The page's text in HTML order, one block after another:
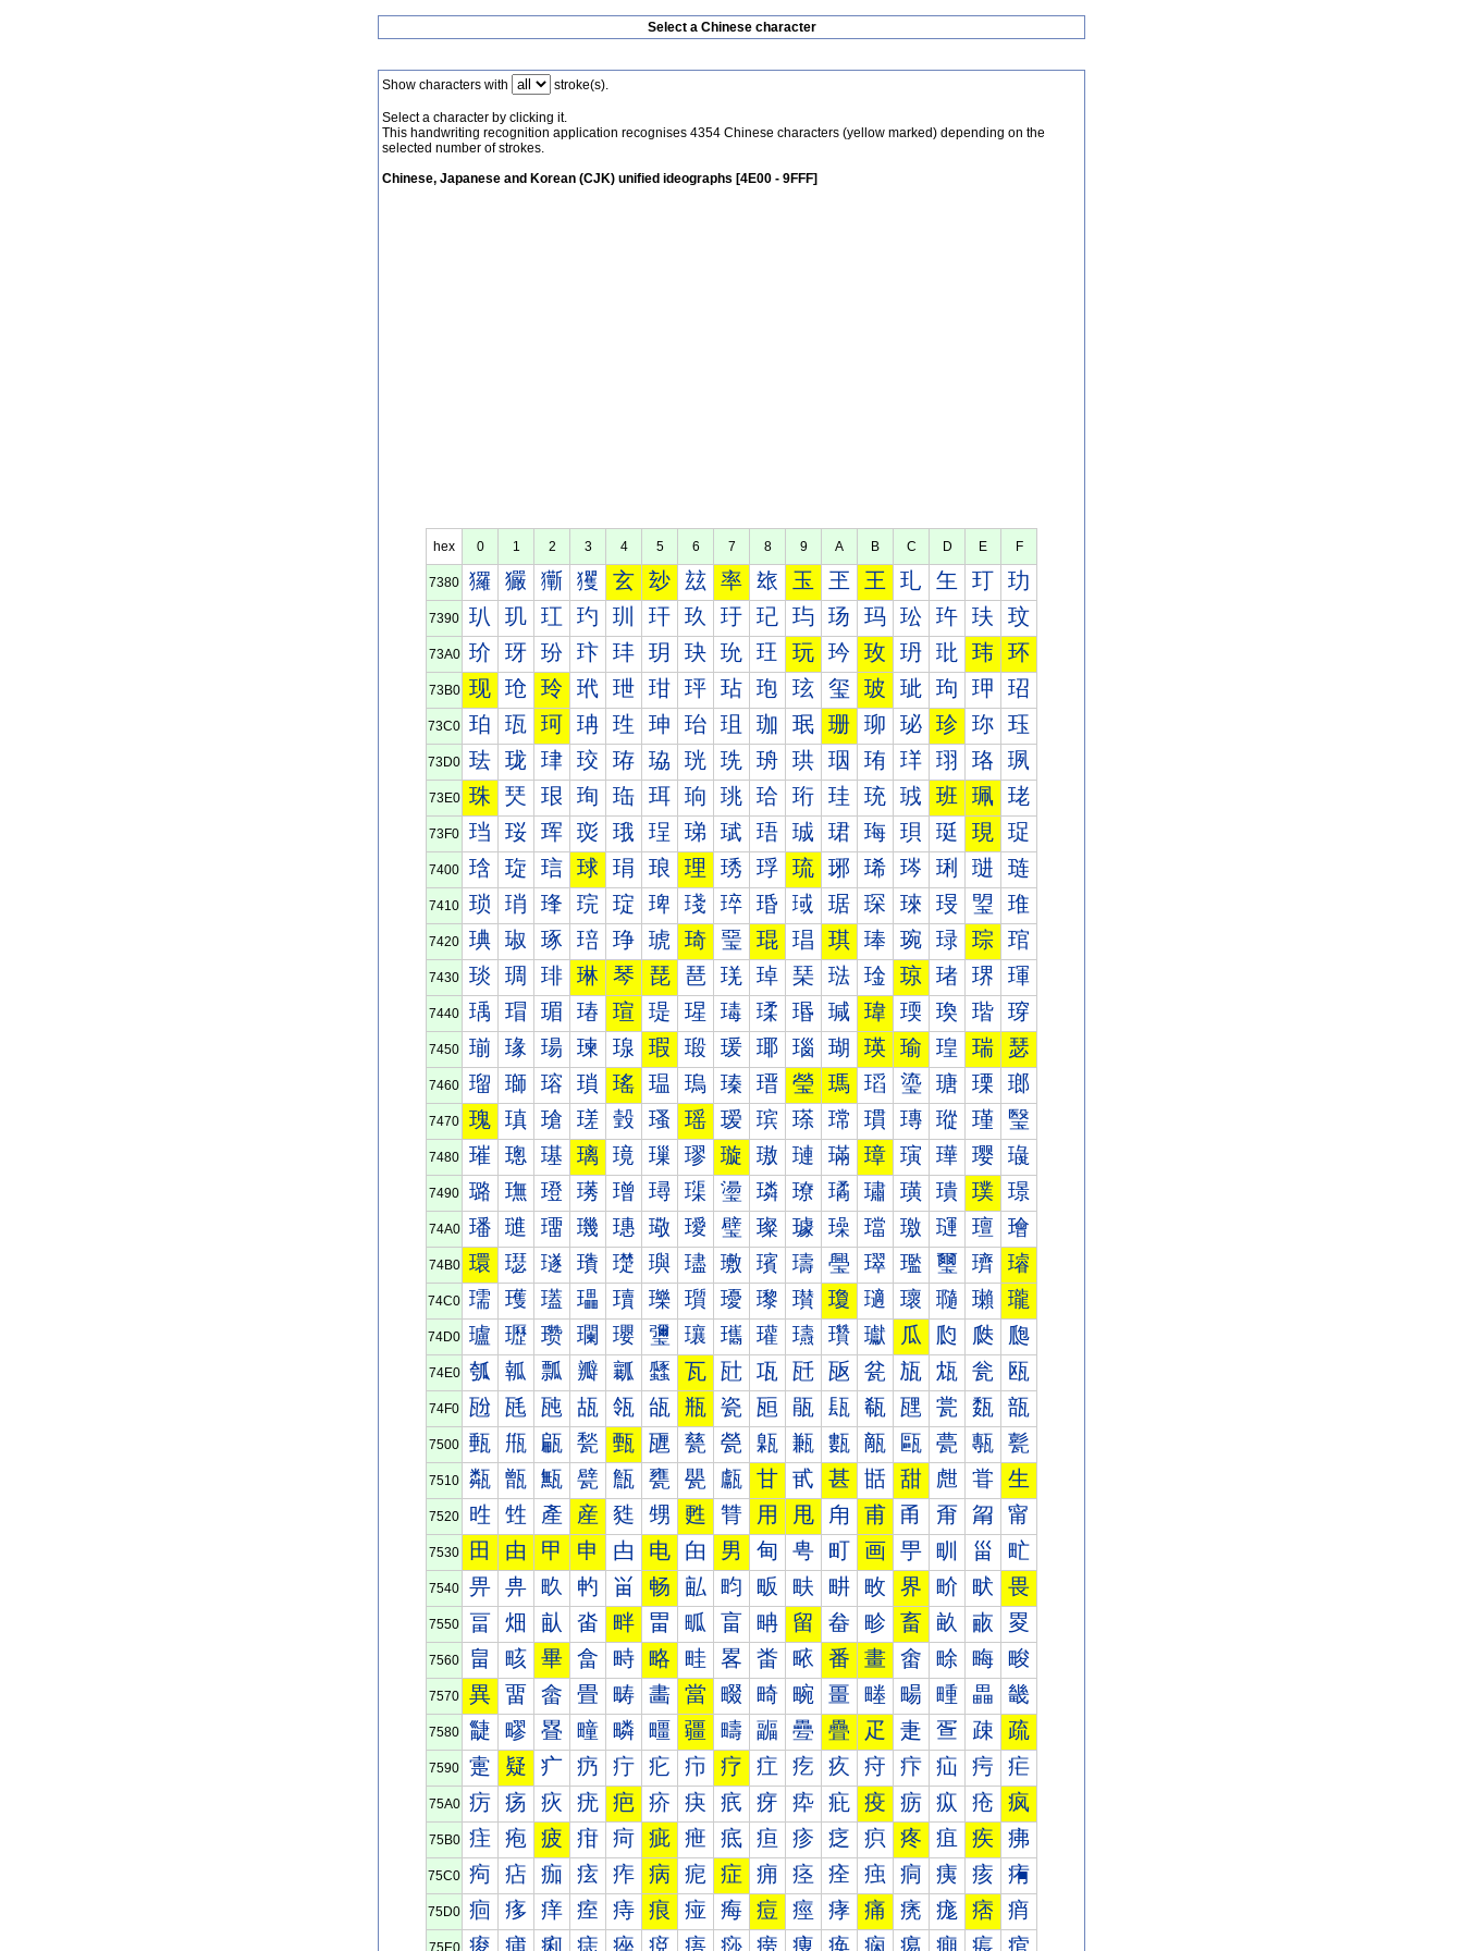
Select a Chinese character
Show characters with stroke(s).
Select a character by clicking it.
This handwriting recognition application recognises 4354 Chinese characters (yellow marked) depending on the
selected number of strokes.
Chinese, Japanese and Korean (CJK) unified ideographs [4E00 - 9FFF]
hex 0 1 2 3 4 5 6 7 8 9 A B C D E F
7380 玀 玁 玂 玃 玄 玅 玆 率 玈 玉 玊 王 玌 玍 玎 玏
7390 玐 玑 玒 玓 玔 玕 玖 玗 玘 玙 玚 玛 玜 玝 玞 玟
73A0 玠 玡 玢 玣 玤 玥 玦 玧 玨 玩 玪 玫 玬 玭 玮 环
73B0 现 玱 玲 玳 玴 玵 玶 玷 玸 玹 玺 玻 玼 玽 玾 玿
73C0 珀 珁 珂 珃 珄 珅 珆 珇 珈 珉 珊 珋 珌 珍 珎 珏
73D0 珐 珑 珒 珓 珔 珕 珖 珗 珘 珙 珚 珛 珜 珝 珞 珟
73E0 珠 珡 珢 珣 珤 珥 珦 珧 珨 珩 珪 珫 珬 班 珮 珯
73F0 珰 珱 珲 珳 珴 珵 珶 珷 珸 珹 珺 珻 珼 珽 現 珿
7400 琀 琁 琂 球 琄 琅 理 琇 琈 琉 琊 琋 琌 琍 琎 琏
7410 琐 琑 琒 琓 琔 琕 琖 琗 琘 琙 琚 琛 琜 琝 琞 琟
7420 琠 琡 琢 琣 琤 琥 琦 琧 琨 琩 琪 琫 琬 琭 琮 琯
7430 琰 琱 琲 琳 琴 琵 琶 琷 琸 琹 琺 琻 琼 琽 琾 琿
7440 瑀 瑁 瑂 瑃 瑄 瑅 瑆 瑇 瑈 瑉 瑊 瑋 瑌 瑍 瑎 瑏
7450 瑐 瑑 瑒 瑓 瑔 瑕 瑖 瑗 瑘 瑙 瑚 瑛 瑜 瑝 瑞 瑟
7460 瑠 瑡 瑢 瑣 瑤 瑥 瑦 瑧 瑨 瑩 瑪 瑫 瑬 瑭 瑮 瑯
7470 瑰 瑱 瑲 瑳 瑴 瑵 瑶 瑷 瑸 瑹 瑺 瑻 瑼 瑽 瑾 瑿
7480 璀 璁 璂 璃 璄 璅 璆 璇 璈 璉 璊 璋 璌 璍 璎 璏
7490 璐 璑 璒 璓 璔 璕 璖 璗 璘 璙 璚 璛 璜 璝 璞 璟
74A0 璠 璡 璢 璣 璤 璥 璦 璧 璨 璩 璪 璫 璬 璭 璮 璯
74B0 環 璱 璲 璳 璴 璵 璶 璷 璸 璹 璺 璻 璼 璽 璾 璿
74C0 瓀 瓁 瓂 瓃 瓄 瓅 瓆 瓇 瓈 瓉 瓊 瓋 瓌 瓍 瓎 瓏
74D0 瓐 瓑 瓒 瓓 瓔 瓕 瓖 瓗 瓘 瓙 瓚 瓛 瓜 瓝 瓞 瓟
74E0 瓠 瓡 瓢 瓣 瓤 瓥 瓦 瓧 瓨 瓩 瓪 瓫 瓬 瓭 瓮 瓯
74F0 瓰 瓱 瓲 瓳 瓴 瓵 瓶 瓷 瓸 瓹 瓺 瓻 瓼 瓽 瓾 瓿
7500 甀 甁 甂 甃 甄 甅 甆 甇 甈 甉 甊 甋 甌 甍 甎 甏
7510 甐 甑 甒 甓 甔 甕 甖 甗 甘 甙 甚 甛 甜 甝 甞 生
7520 甠 甡 產 産 甤 甥 甦 甧 用 甩 甪 甫 甬 甭 甮 甯
7530 田 由 甲 申 甴 电 甶 男 甸 甹 町 画 甼 甽 甾 甿
7540 畀 畁 畂 畃 畄 畅 畆 畇 畈 畉 畊 畋 界 畍 畎 畏
7550 畐 畑 畒 畓 畔 畕 畖 畗 畘 留 畚 畛 畜 畝 畞 畟
7560 畠 畡 畢 畣 畤 略 畦 畧 畨 畩 番 畫 畬 畭 畮 畯
7570 異 畱 畲 畳 畴 畵 當 畷 畸 畹 畺 畻 畼 畽 畾 畿
7580 疀 疁 疂 疃 疄 疅 疆 疇 疈 疉 疊 疋 疌 疍 疎 疏
7590 疐 疑 疒 疓 疔 疕 疖 疗 疘 疙 疚 疛 疜 疝 疞 疟
75A0 疠 疡 疢 疣 疤 疥 疦 疧 疨 疩 疪 疫 疬 疭 疮 疯
75B0 疰 疱 疲 疳 疴 疵 疶 疷 疸 疹 疺 疻 疼 疽 疾 疿
75C0 痀 痁 痂 痃 痄 病 痆 症 痈 痉 痊 痋 痌 痍 痎 痏
75D0 痐 痑 痒 痓 痔 痕 痖 痗 痘 痙 痚 痛 痜 痝 痞 痟
75E0 痠 痡 痢 痣 痤 痥 痦 痧 痨 痩 痪 痫 痬 痭 痮 痯